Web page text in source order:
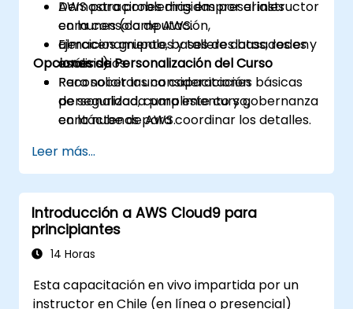
AWS para problemas empresariales
comunes (computación,
almacenamiento, bases de datos, redes y
análisis).
Reconocer las consideraciones básicas
de seguridad, cumplimiento y gobernanza
en la nube de AWS.
adopción en la nube con consideraciones
generales de costos y riesgos.
Demostraciones dirigidas por el instructor
en la consola de AWS.
Ejercicios grupales y talleres basados en
escenarios.
Opciones de Personalización del Curso
Para solicitar una capacitación
personalizada para este curso,
contáctenos para coordinar los detalles.
Leer más...
Introducción a AWS Cloud9 para
principiantes
14 Horas
Esta capacitación en vivo impartida por un
instructor en Chile (en línea o presencial)